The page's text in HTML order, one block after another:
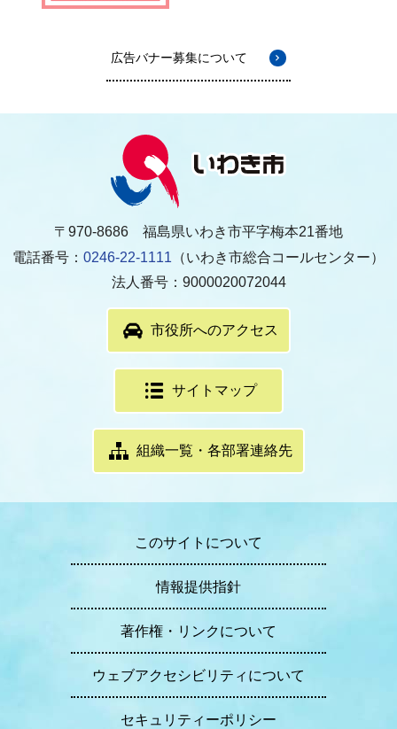
広告バナー募集について
〒970-8686 福島県いわき市平字梅本21番地
電話番号： 0246-22-1111 （いわき市総合コールセンター）
法人番号：9000020072044
市役所へのアクセス
サイトマップ
組織一覧・各部署連絡先
このサイトについて
情報提供指針
著作権・リンクについて
ウェブアクセシビリティについて
セキュリティーポリシー